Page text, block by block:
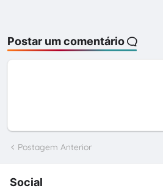
Postar um comentário
Postagem Anterior
Social